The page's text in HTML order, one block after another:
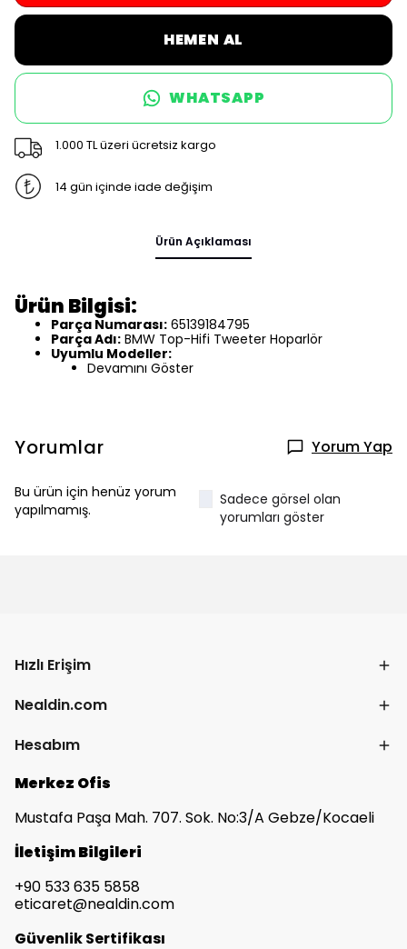
HEMEN AL
WHATSAPP
1.000 TL üzeri ücretsiz kargo
14 gün içinde iade değişim
Ürün Açıklaması
Ürün Bilgisi:
Parça Numarası: 65139184795
Parça Adı: BMW Top-Hifi Tweeter Hoparlör
Uyumlu Modeller:
Devamını Göster
Yorumlar Yorum Yap
Bu ürün için henüz yorum
yapılmamış.
Sadece görsel olan
yorumları göster
Hızlı Erişim
Nealdin.com
Hesabım
Merkez Ofis
Mustafa Paşa Mah. 707. Sok. No:3/A Gebze/Kocaeli
İletişim Bilgileri
+90 533 635 5858
eticaret@nealdin.com
Güvenlik Sertifikası